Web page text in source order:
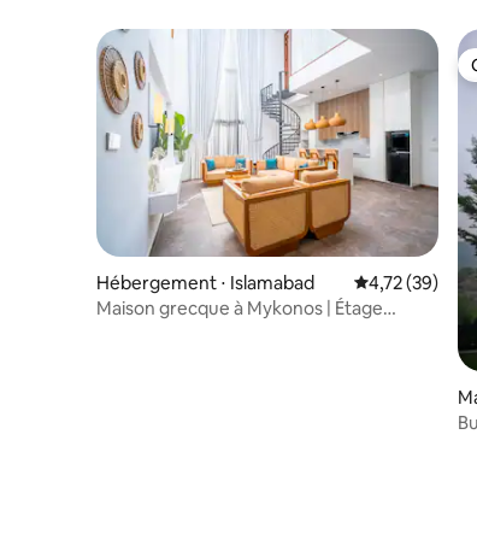
Hébergement ⋅ Islamabad Évaluation
4,72 (39)
Maison grecque à Mykonos | Étage